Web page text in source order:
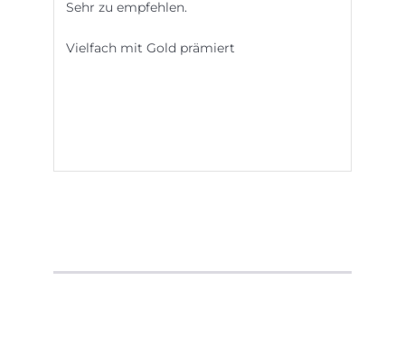
Sehr zu empfehlen.
Vielfach mit Gold prämiert